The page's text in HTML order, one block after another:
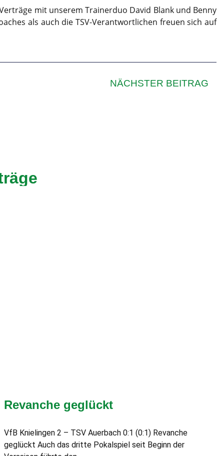
mit unserem Trainerduo David Blank und Benny
als auch die TSV-Verantwortlichen freuen sich auf
NÄCHSTER BEITRAG
Revanche geglückt
VfB Knielingen 2 – TSV Auerbach 0:1 (0:1) Revanche
geglückt Auch das dritte Pokalspiel seit Beginn der